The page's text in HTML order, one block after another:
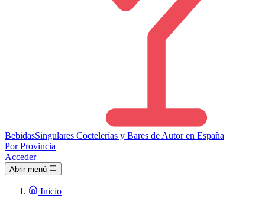
BebidasSingulares Coctelerías y Bares de Autor en España
Por Provincia
Acceder
Abrir menú
Inicio